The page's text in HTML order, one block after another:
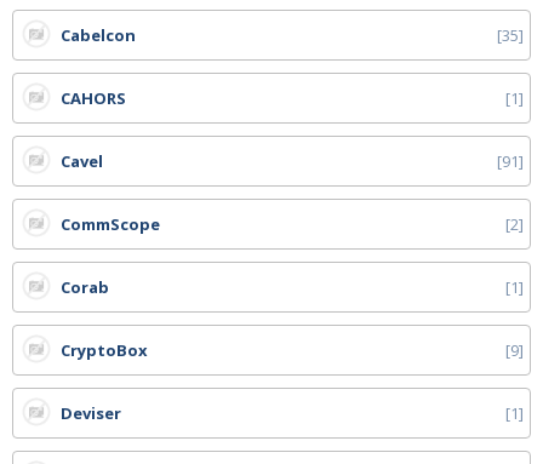
Cabelcon 35
CAHORS 1
Cavel 91
CommScope 2
Corab 1
CryptoBox 9
Deviser 1